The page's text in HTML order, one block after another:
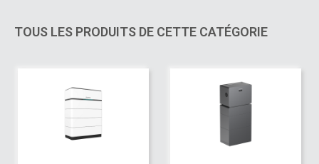
TOUS LES PRODUITS DE CETTE CATÉGORIE